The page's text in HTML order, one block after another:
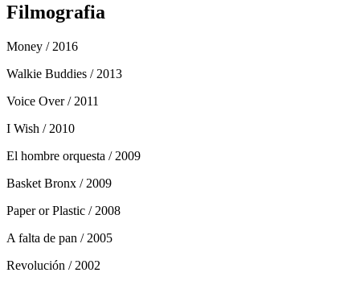
Filmografia
Money / 2016
Walkie Buddies / 2013
Voice Over / 2011
I Wish / 2010
El hombre orquesta / 2009
Basket Bronx / 2009
Paper or Plastic / 2008
A falta de pan / 2005
Revolución / 2002